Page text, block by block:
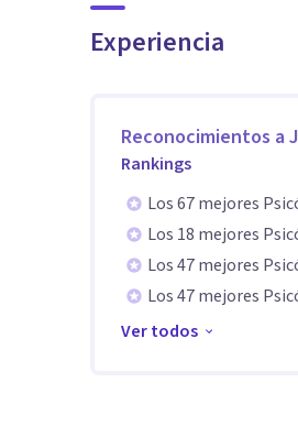
Experiencia
Reconocimientos a
Rankings
Los 67 mejores
Los 18 mejores
Los 47 mejores
Los 47 mejores
Ver todos